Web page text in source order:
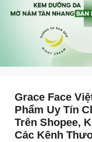
Grace Face
Phẩm Uy Tín
Trên Shopee,
Các Kênh